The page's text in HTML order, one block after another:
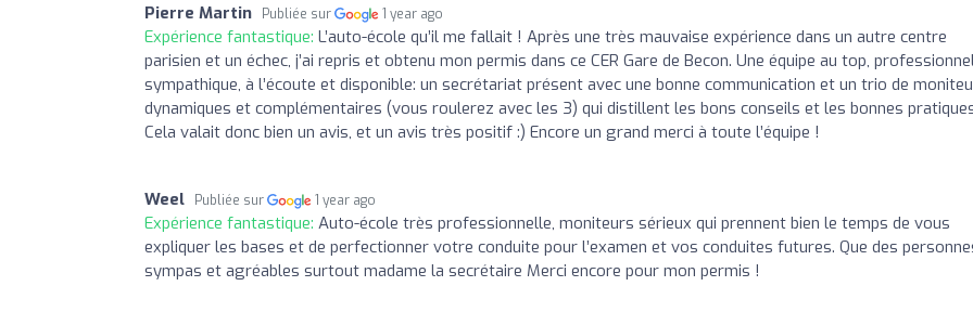
Pierre Martin Publiée sur 1 year ago
Expérience fantastique: L’auto-école qu’il me fallait ! Après une très mauvaise expérience dans un autre centre
parisien et un échec, j’ai repris et obtenu mon permis dans ce CER Gare de Becon. Une équipe au top,
sympathique, à l’écoute et disponible: un secrétariat présent avec une bonne communication et un trio de
dynamiques et complémentaires (vous roulerez avec les 3) qui distillent les bons conseils et les bonnes
Cela valait donc bien un avis, et un avis très positif :) Encore un grand merci à toute l’équipe !
Weel Publiée sur 1 year ago
Expérience fantastique: Auto-école très professionnelle, moniteurs sérieux qui prennent bien le temps de vous
expliquer les bases et de perfectionner votre conduite pour l’examen et vos conduites futures. Que des
sympas et agréables surtout madame la secrétaire Merci encore pour mon permis !